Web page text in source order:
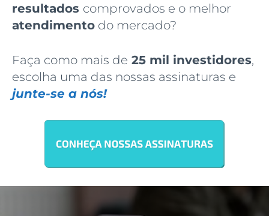
resultados comprovados e o melhor
atendimento do mercado?
Faça como mais de 25 mil investidores,
escolha uma das nossas assinaturas e
junte-se a nós!